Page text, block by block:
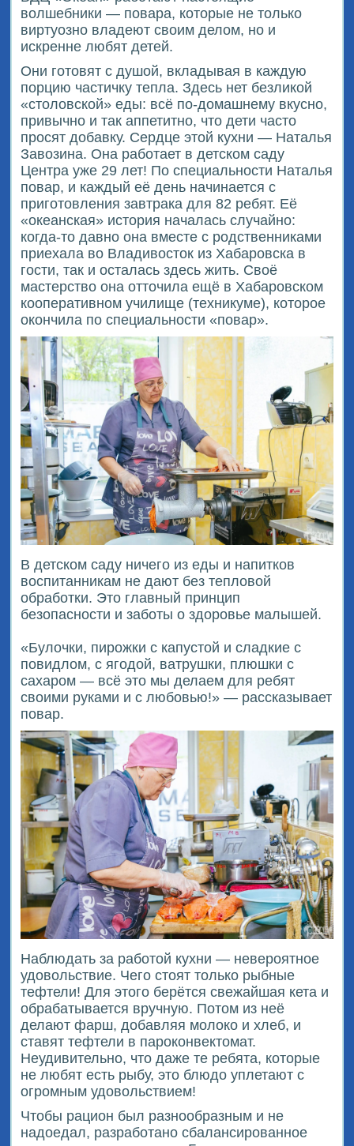
волшебники — повара, которые не только
виртуозно владеют своим делом, но и
искренне любят детей.
Они готовят с душой, вкладывая в каждую
порцию частичку тепла. Здесь нет безликой
«столовской» еды: всё по-домашнему вкусно,
привычно и так аппетитно, что дети часто
просят добавку. Сердце этой кухни — Наталья
Завозина. Она работает в детском саду
Центра уже 29 лет! По специальности Наталья
повар, и каждый её день начинается с
приготовления завтрака для 82 ребят. Её
«океанская» история началась случайно:
когда-то давно она вместе с родственниками
приехала во Владивосток из Хабаровска в
гости, так и осталась здесь жить. Своё
мастерство она отточила ещё в Хабаровском
кооперативном училище (техникуме), которое
окончила по специальности «повар».
В детском саду ничего из еды и напитков
воспитанникам не дают без тепловой
обработки. Это главный принцип
безопасности и заботы о здоровье малышей.
«Булочки, пирожки с капустой и сладкие с
повидлом, с ягодой, ватрушки, плюшки с
сахаром — всё это мы делаем для ребят
своими руками и с любовью!» — рассказывает
повар.
Наблюдать за работой кухни — невероятное
удовольствие. Чего стоят только рыбные
тефтели! Для этого берётся свежайшая кета и
обрабатывается вручную. Потом из неё
делают фарш, добавляя молоко и хлеб, и
ставят тефтели в пароконвектомат.
Неудивительно, что даже те ребята, которые
не любят есть рыбу, это блюдо уплетают с
огромным удовольствием!
Чтобы рацион был разнообразным и не
надоедал, разработано сбалансированное